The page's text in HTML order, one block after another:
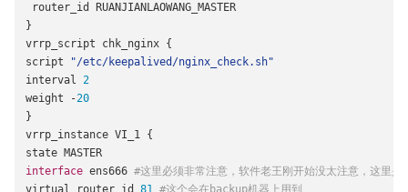
router_id RUANJIANLAOWANG_MASTER
}
vrrp_script chk_nginx {
script
"/etc/keepalived/nginx_check.sh"
interval 2
weight
-20
}
vrrp_instance VI_1 {
state MASTER
interface ens666 #这里必须非常注意，软件老王刚开始没太注意，这里是